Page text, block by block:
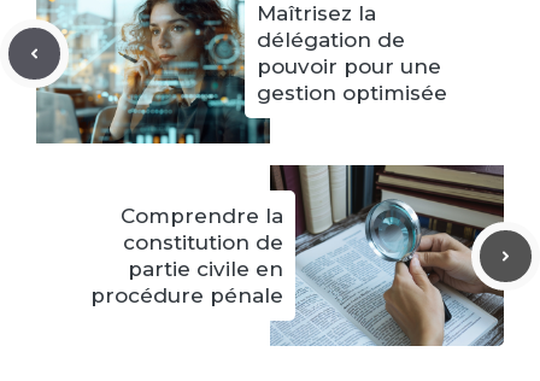
Maîtrisez la
délégation de
pouvoir pour une
gestion optimisée
Comprendre la
constitution de
partie civile en
procédure pénale